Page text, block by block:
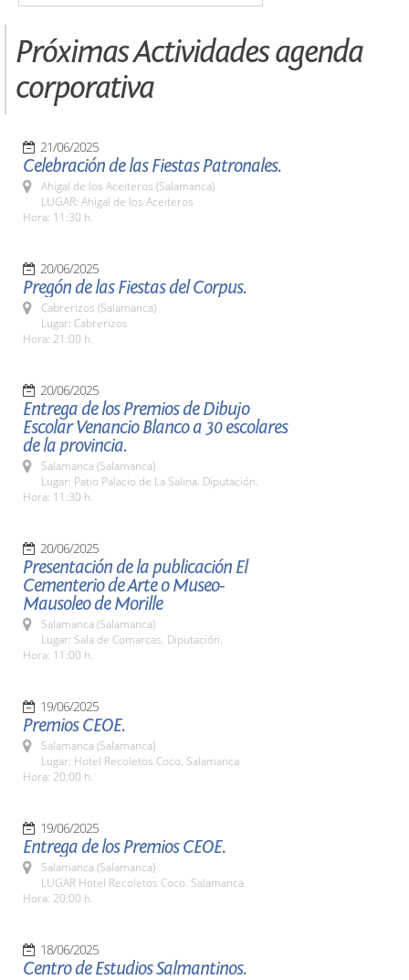
Próximas Actividades agenda
corporativa
21/06/2025
Celebración de las Fiestas Patronales.
Ahigal de los Aceiteros (Salamanca)
LUGAR: Ahigal de los Aceiteros
Hora: 11:30 h.
20/06/2025
Pregón de las Fiestas del Corpus.
Cabrerizos (Salamanca)
Lugar: Cabrerizos
Hora: 21:00 h.
20/06/2025
Entrega de los Premios de Dibujo
Escolar Venancio Blanco a 30 escolares
de la provincia.
Salamanca (Salamanca)
Lugar: Patio Palacio de La Salina. Diputación.
Hora: 11:30 h.
20/06/2025
Presentación de la publicación El
Cementerio de Arte o Museo-
Mausoleo de Morille
Salamanca (Salamanca)
Lugar: Sala de Comarcas. Diputación.
Hora: 11:00 h.
19/06/2025
Premios CEOE.
Salamanca (Salamanca)
Lugar: Hotel Recoletos Coco. Salamanca
Hora: 20:00 h.
19/06/2025
Entrega de los Premios CEOE.
Salamanca (Salamanca)
LUGAR Hotel Recoletos Coco. Salamanca
Hora: 20:00 h.
18/06/2025
Centro de Estudios Salmantinos.